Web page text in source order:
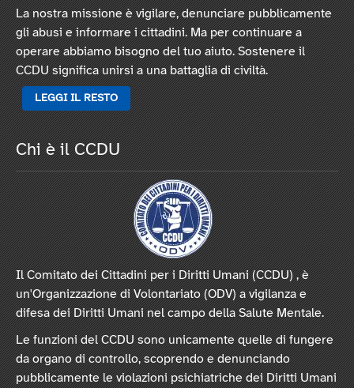
La nostra missione è vigilare, denunciare pubblicamente
gli abusi e informare i cittadini. Ma per continuare a
operare abbiamo bisogno del tuo aiuto. Sostenere il
CCDU significa unirsi a una battaglia di civiltà.
LEGGI IL RESTO
Chi è il CCDU
Il Comitato dei Cittadini per i Diritti Umani (CCDU) , è
un'Organizzazione di Volontariato (ODV) a vigilanza e
difesa dei Diritti Umani nel campo della Salute Mentale.
Le funzioni del CCDU sono unicamente quelle di fungere
da organo di controllo, scoprendo e denunciando
pubblicamente le violazioni psichiatriche dei Diritti Umani